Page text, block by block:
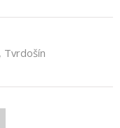
Tvrdošín